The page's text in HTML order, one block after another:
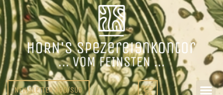
NEWSLETTER ABO/SUB